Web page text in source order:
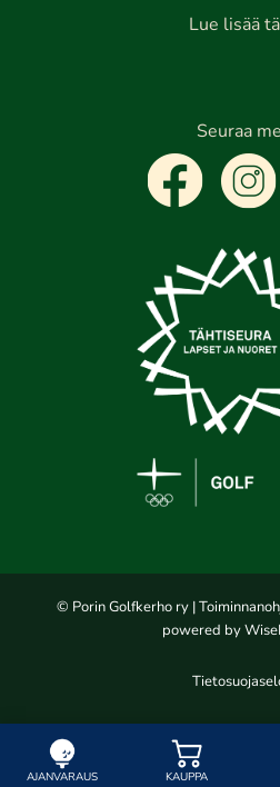
AJANVARAUS KAUPPA
Lue lisää
Seuraa
© Porin Golfkerho ry |
powered by